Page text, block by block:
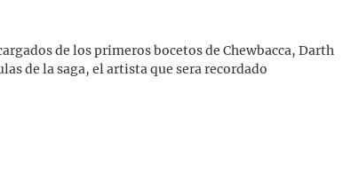
de los primeros bocetos de Chewbacca, Darth
de la saga, el artista que sera recordado